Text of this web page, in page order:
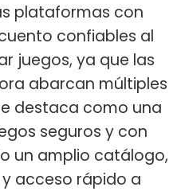
plataformas con
confiables al
juegos, ya que las
abarcan múltiples
destaca como una
seguros y con
un amplio catálogo,
acceso rápido a